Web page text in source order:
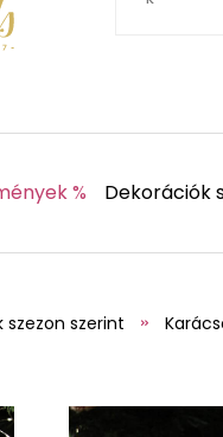
% Dekorációk
szezon szerint